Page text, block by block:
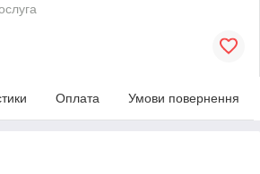
Оплата Умови повернення